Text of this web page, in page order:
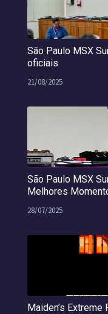
São Paulo MSX
oficiais
21/08/2025
São Paulo MSX
Melhores
28/07/2025
Maiden’s